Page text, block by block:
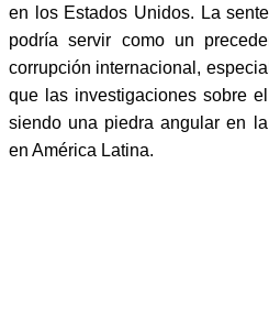
en los Estados Unidos. La
podría servir como un
corrupción internacional,
que las investigaciones sobre
siendo una piedra angular en
en América Latina.